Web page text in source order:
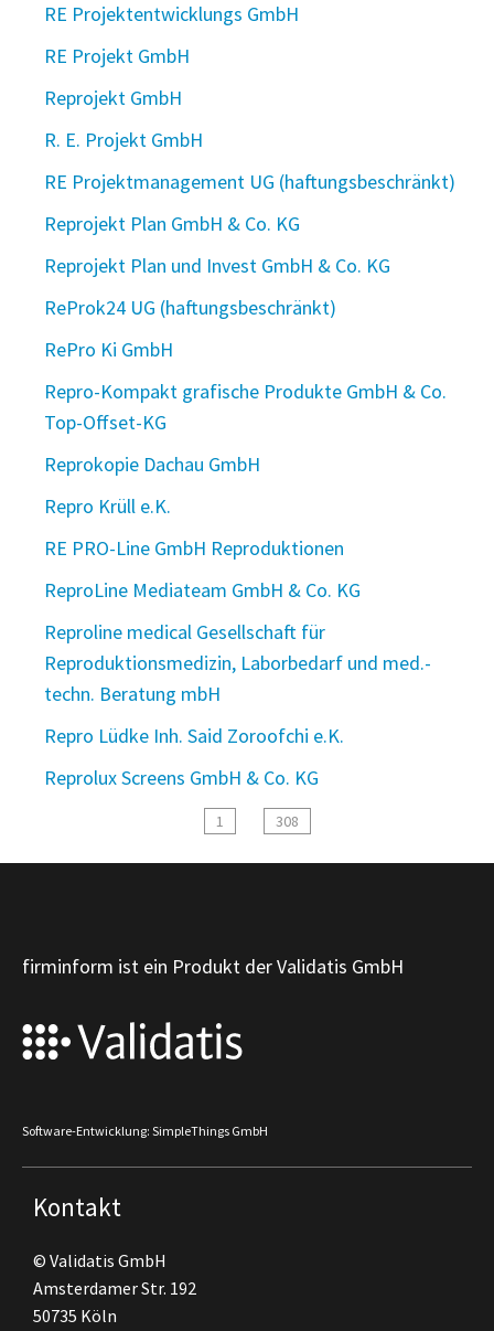
RE Projektentwicklungs GmbH
RE Projekt GmbH
Reprojekt GmbH
R. E. Projekt GmbH
RE Projektmanagement UG (haftungsbeschränkt)
Reprojekt Plan GmbH & Co. KG
Reprojekt Plan und Invest GmbH & Co. KG
ReProk24 UG (haftungsbeschränkt)
RePro Ki GmbH
Repro-Kompakt grafische Produkte GmbH & Co.
Top-Offset-KG
Reprokopie Dachau GmbH
Repro Krüll e.K.
RE PRO-Line GmbH Reproduktionen
ReproLine Mediateam GmbH & Co. KG
Reproline medical Gesellschaft für
Reproduktionsmedizin, Laborbedarf und med.-
techn. Beratung mbH
Repro Lüdke Inh. Said Zoroofchi e.K.
Reprolux Screens GmbH & Co. KG
1 308
firminform ist ein Produkt der Validatis GmbH
Software-Entwicklung: SimpleThings GmbH
Kontakt
© Validatis GmbH
Amsterdamer Str. 192
50735 Köln